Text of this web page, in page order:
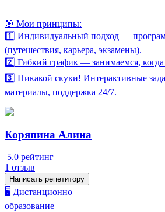
🎯 Мои принципы:
1️⃣ Индивидуальный подход —
(путешествия, карьера, экзамены).
2️⃣ Гибкий график — занимаемся,
3️⃣ Никакой скуки! Интерактивные
материалы, поддержка 24/7.
Коряпина Алина
5.0 рейтинг
1 отзыв
Написать репетитору
🖥️ Дистанционно
образование